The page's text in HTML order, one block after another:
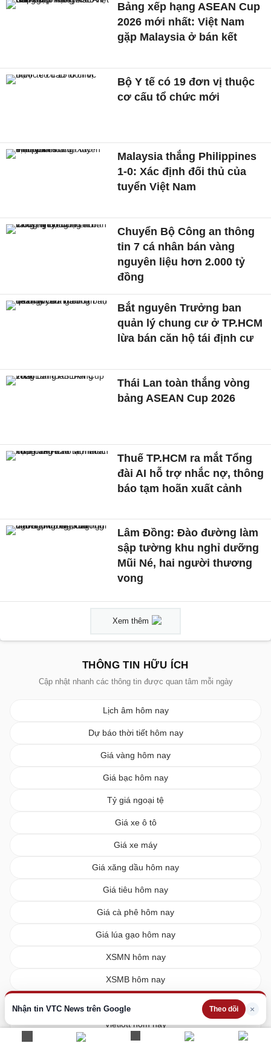
Nhận tin VTC News trên Google Theo dõi ×
Bảng xếp hạng ASEAN Cup
2026 mới nhất: Việt Nam
gặp Malaysia ở bán kết
Bộ Y tế có 19 đơn vị thuộc
cơ cấu tổ chức mới
Malaysia thắng Philippines
1-0: Xác định đối thủ của
tuyển Việt Nam
Chuyển Bộ Công an thông
tin 7 cá nhân bán vàng
nguyên liệu hơn 2.000 tỷ
đồng
Bắt nguyên Trưởng ban
quản lý chung cư ở TP.HCM
lừa bán căn hộ tái định cư
Thái Lan toàn thắng vòng
bảng ASEAN Cup 2026
Thuế TP.HCM ra mắt Tổng
đài AI hỗ trợ nhắc nợ, thông
báo tạm hoãn xuất cảnh
Lâm Đồng: Đào đường làm
sập tường khu nghỉ dưỡng
Mũi Né, hai người thương
vong
Xem thêm
THÔNG TIN HỮU ÍCH
Cập nhật nhanh các thông tin được quan tâm mỗi ngày
Lịch âm hôm nay
Dự báo thời tiết hôm nay
Giá vàng hôm nay
Giá bạc hôm nay
Tỷ giá ngoại tệ
Giá xe ô tô
Giá xe máy
Giá xăng dầu hôm nay
Giá tiêu hôm nay
Giá cà phê hôm nay
Giá lúa gạo hôm nay
XSMN hôm nay
XSMB hôm nay
Vietlott hôm nay